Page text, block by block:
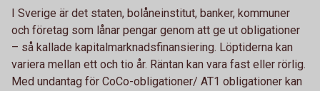
I Sverige är det staten, bolåneinstitut, banker, kommuner
och företag som lånar pengar genom att ge ut obligationer
– så kallade kapitalmarknadsfinansiering. Löptiderna kan
variera mellan ett och tio år. Räntan kan vara fast eller rörlig.
Med undantag för CoCo-obligationer/ AT1 obligationer kan